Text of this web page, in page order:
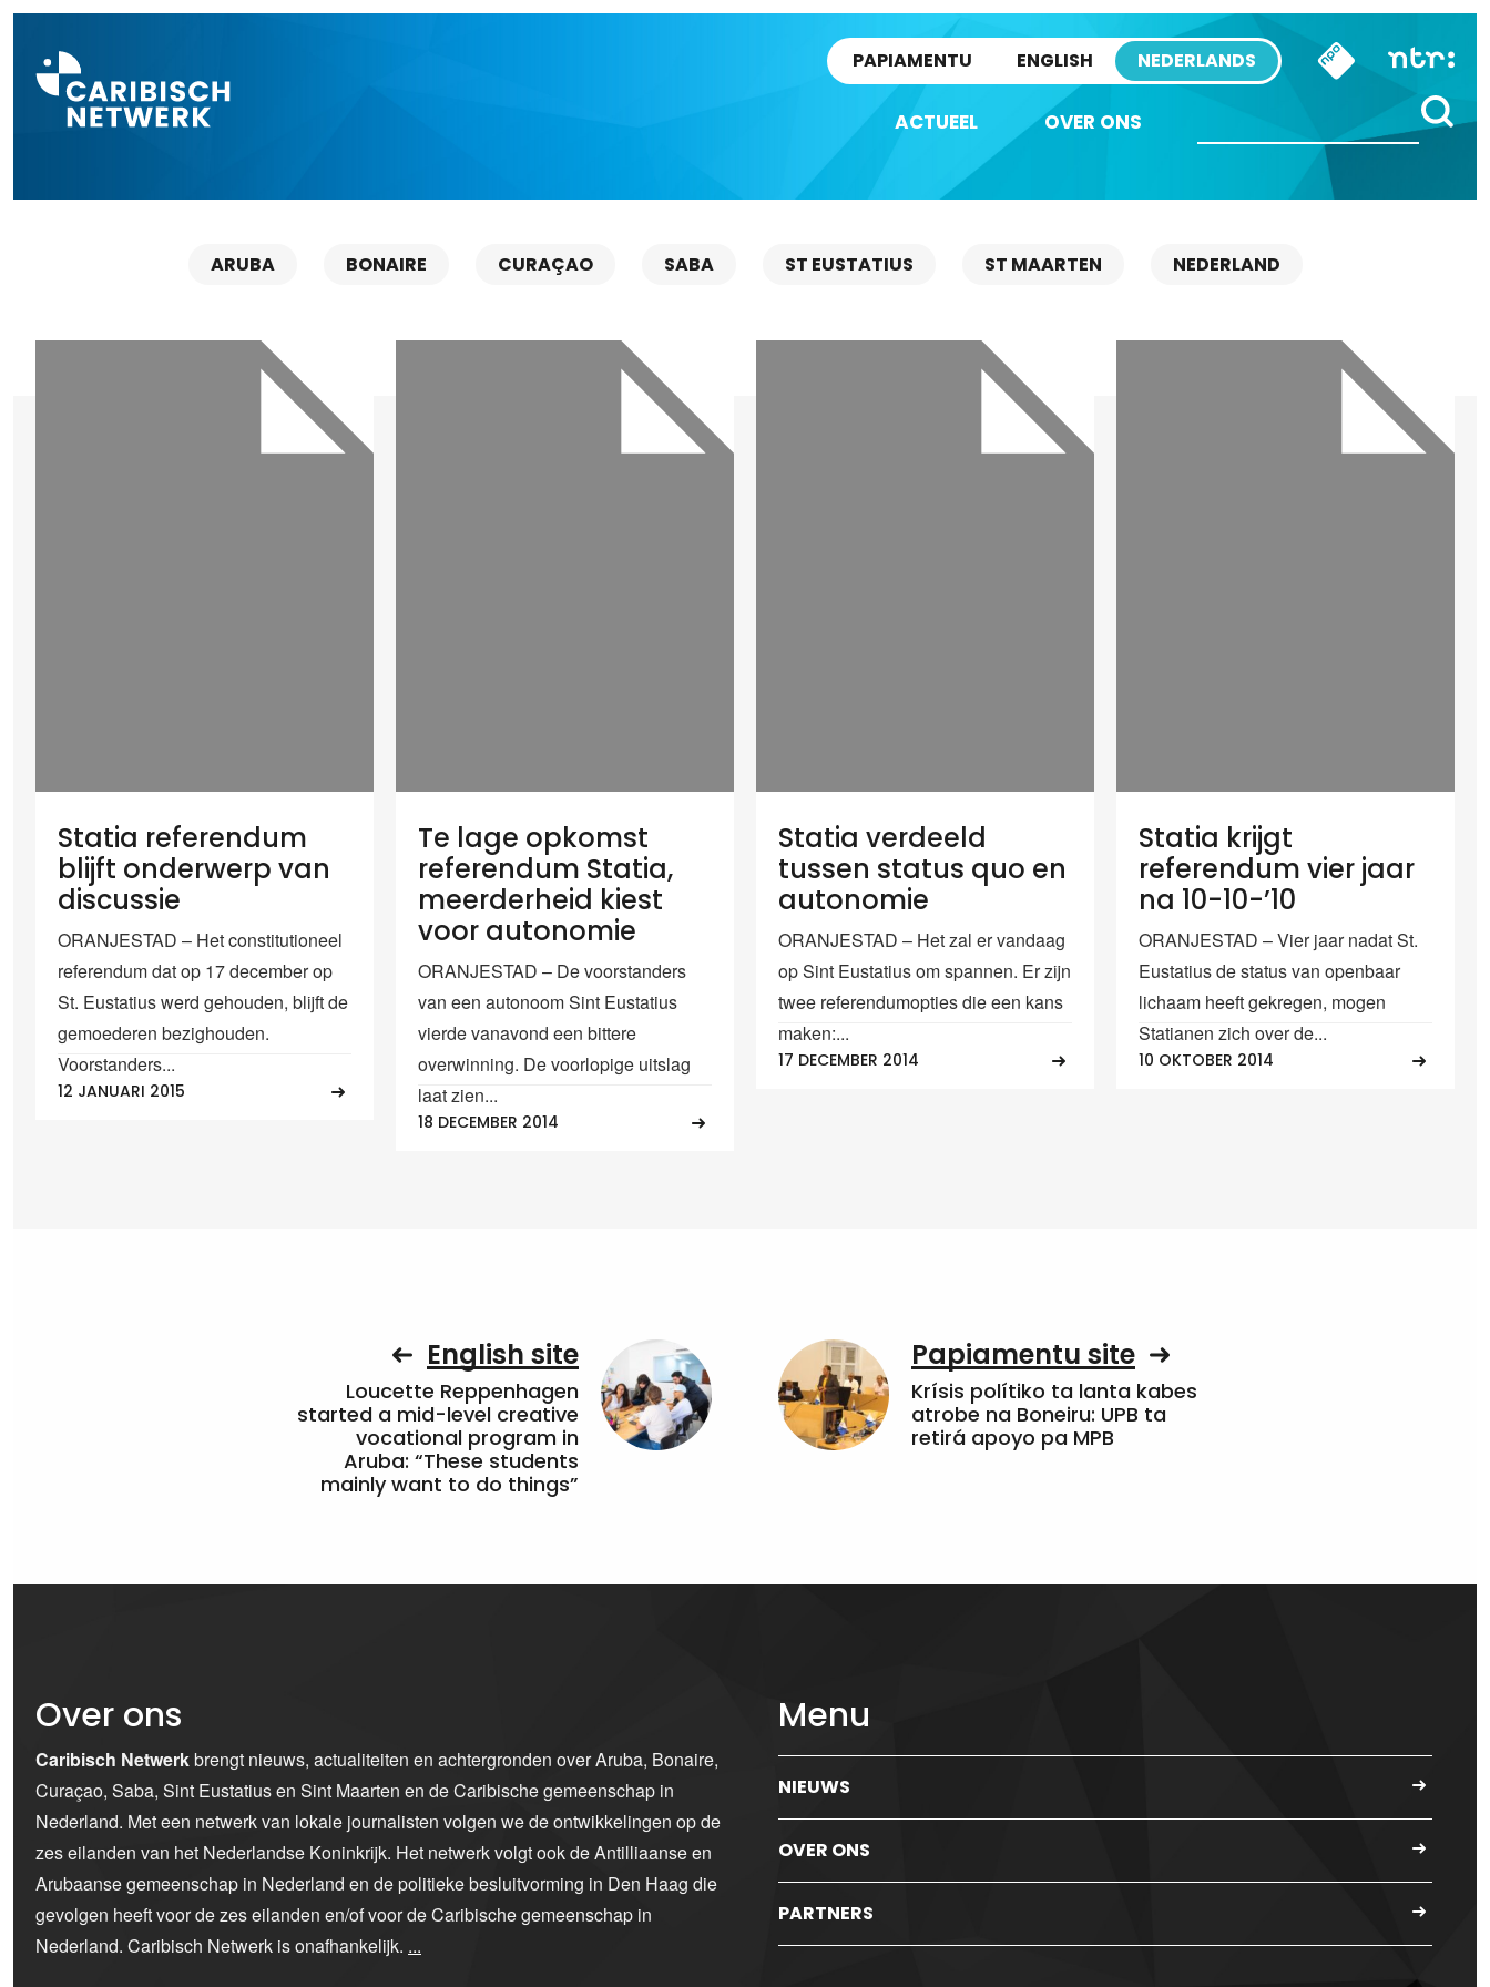
PAPIAMENTU ENGLISH NEDERLANDS
ACTUEEL OVER ONS
ARUBA BONAIRE CURAÇAO SABA ST EUSTATIUS ST MAARTEN NEDERLAND
Statia referendum
blijft onderwerp van
discussie
ORANJESTAD – Het constitutioneel
referendum dat op 17 december op
St. Eustatius werd gehouden, blijft de
gemoederen bezighouden.
Voorstanders...
12 JANUARI 2015
Te lage opkomst
referendum Statia,
meerderheid kiest
voor autonomie
ORANJESTAD – De voorstanders
van een autonoom Sint Eustatius
vierde vanavond een bittere
overwinning. De voorlopige uitslag
laat zien...
18 DECEMBER 2014
Statia verdeeld
tussen status quo en
autonomie
ORANJESTAD – Het zal er vandaag
op Sint Eustatius om spannen. Er zijn
twee referendumopties die een kans
maken:...
17 DECEMBER 2014
Statia krijgt
referendum vier jaar
na 10-10-’10
ORANJESTAD – Vier jaar nadat St.
Eustatius de status van openbaar
lichaam heeft gekregen, mogen
Statianen zich over de...
10 OKTOBER 2014
English site
Loucette Reppenhagen
started a mid-level creative
vocational program in
Aruba: “These students
mainly want to do things”
Papiamentu site
Krísis polítiko ta lanta kabes
atrobe na Boneiru: UPB ta
retirá apoyo pa MPB
Over ons
Caribisch Netwerkbrengt nieuws, actualiteiten en achtergronden over Aruba, Bonaire,
Curaçao, Saba, Sint Eustatius en Sint Maarten en de Caribische gemeenschap in
Nederland. Met een netwerk van lokale journalisten volgen we de ontwikkelingen op de
zes eilanden van het Nederlandse Koninkrijk. Het netwerk volgt ook de Antilliaanse en
Arubaanse gemeenschap in Nederland en de politieke besluitvorming in Den Haag die
gevolgen heeft voor de zes eilanden en/of voor de Caribische gemeenschap in
Nederland. Caribisch Netwerk is onafhankelijk. ...
Menu
NIEUWS
OVER ONS
PARTNERS